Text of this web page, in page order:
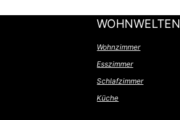
WOHNWELTEN
Wohnzimmer
Esszimmer
Schlafzimmer
Küche